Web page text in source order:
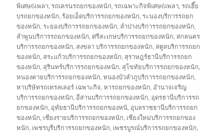
พิเศษ6เพลา,รถเครนรถยกของหนัก,รถเฉพาะกิจพิเศษ6เพลา,รถเฮี๊ย
บรถยกของหนัก,ร้อยเอ็ดบริการรถยกของหนัก,ระนองบริการรถยก
ของหนัก,ระยองบริการรถยกของหนัก, ลำปางบริการรถยกของหนัก,
ลำพูนบริการรถยกของหนัก,ศรีสะเกษบริการรถยกของหนัก, สกลนคร
บริการรถยกของหนัก, สงขลา บริการรถยกของหนัก, สตูลบริการรถยก
ของหนัก, สระแก้วบริการรถยกของหนัก, สุราษฎร์ธานีบริการรถยก
ของหนัก, สุรินทร์บริการรถยกของหนัก, สุโขทัยบริการรถยกของหนัก,
หนองคายบริการรถยกของหนัก,หนองบัวลำภูบริการรถยกของหนัก,
หาบริษัทรถเทรลเลอร์ เฉพาะกิจ,หารถยกของหนัก, อำนาจเจริญ
บริการรถยกของหนัก, อีสานบริการรถยกของหนัก, อุดรธานีบริการรถ
ยกของหนัก, อุทัยธานีบริการรถยกของหนั, อุบลราชธานีบริการรถยก
ของหนัก, เชียงรายบริการรถยกของหนัก, เชียงใหม่บริการรถยกของ
หนัก, เพชรบุรีบริการรถยกของหนัก, เพชรบูรณ์บริการรถยกของหนัก,